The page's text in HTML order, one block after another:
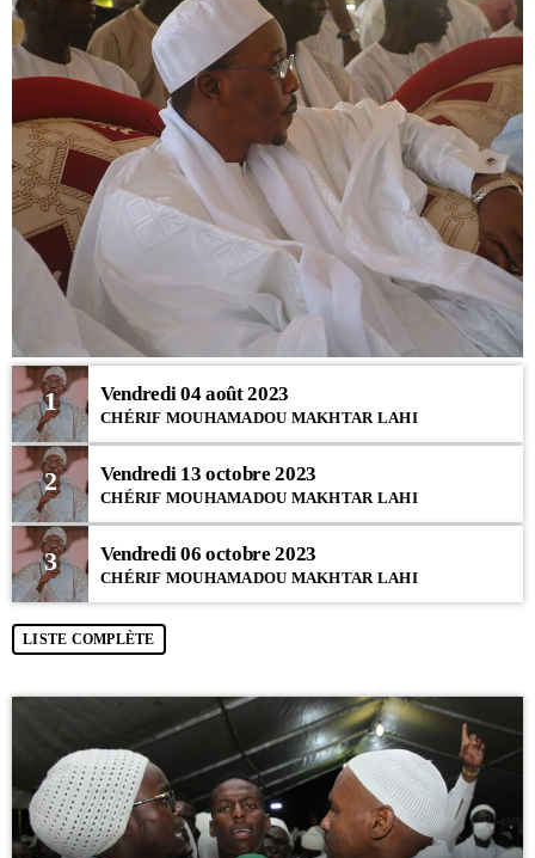
1 Vendredi 04 août 2023
CHÉRIF MOUHAMADOU MAKHTAR LAHI
2 Vendredi 13 octobre 2023
CHÉRIF MOUHAMADOU MAKHTAR LAHI
3 Vendredi 06 octobre 2023
CHÉRIF MOUHAMADOU MAKHTAR LAHI
LISTE COMPLÈTE